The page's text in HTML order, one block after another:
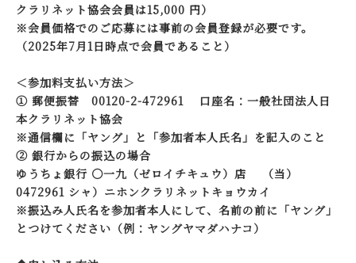
クラリネット協会会員は15,000 円）
※会員価格でのご応募には事前の会員登録が必要です。
（2025年7月1日時点で会員であること）
＜参加料支払い方法＞
① 郵便振替 00120-2-472961 口座名：一般社団法人日
本クラリネット協会
※通信欄に「ヤング」と「参加者本人氏名」を記入のこと
② 銀行からの振込の場合
ゆうちょ銀行 〇一九（ゼロイチキュウ）店 （当）
0472961 シャ）ニホンクラリネットキョウカイ
※振込み人氏名を参加者本人にして、名前の前に「ヤング」
とつけてください（例：ヤングヤマダハナコ）